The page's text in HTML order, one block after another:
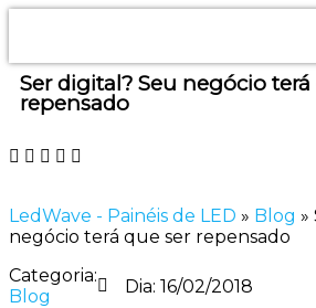
Ser digital? Seu negócio terá
repensado
LedWave - Painéis de LED » Blog »
negócio terá que ser repensado
Categoria:
Blog
Dia: 16/02/2018